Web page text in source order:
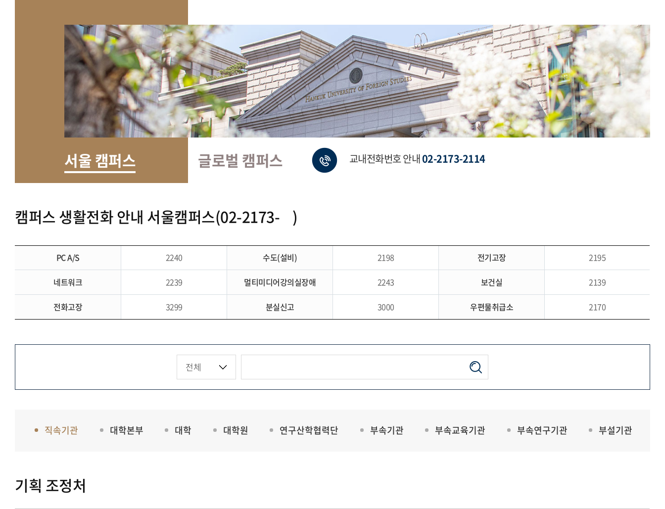
서울 캠퍼스 글로벌 캠퍼스 교내전화번호 안내02-2173-2114
캠퍼스 생활전화 안내 서울캠퍼스(02-2173- )
PC A/S 2240 수도(설비) 2198 전기고장 2195
네트워크 2239 멀티미디어강의실장애 2243 보건실 2139
전화고장 3299 분실신고 3000 우편물취급소 2170
직속기관 대학본부 대학 대학원 연구산학협력단 부속기관 부속교육기관 부속연구기관 부설기관
기획 조정처